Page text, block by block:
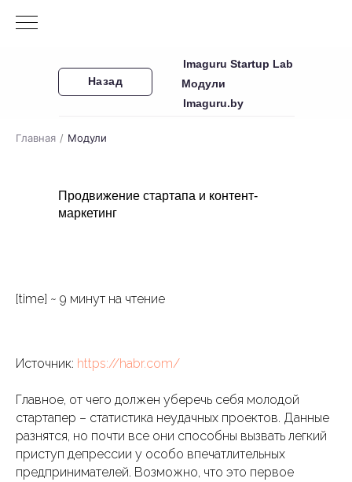
Imaguru Startup Lab
Назад
Модули
Imaguru.by
Главная / Модули
Продвижение стартапа и контент-
маркетинг
[time] ~ 9 минут на чтение
Источник: https://habr.com/
Главное, от чего должен уберечь себя молодой
стартапер – статистика неудачных проектов. Данные
разнятся, но почти все они способны вызвать легкий
приступ депрессии у особо впечатлительных
предпринимателей. Возможно, что это первое